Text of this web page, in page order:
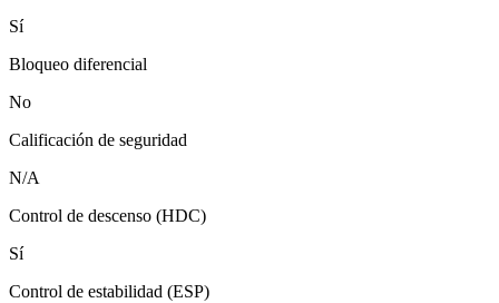
Sí
Bloqueo diferencial
No
Calificación de seguridad
N/A
Control de descenso (HDC)
Sí
Control de estabilidad (ESP)